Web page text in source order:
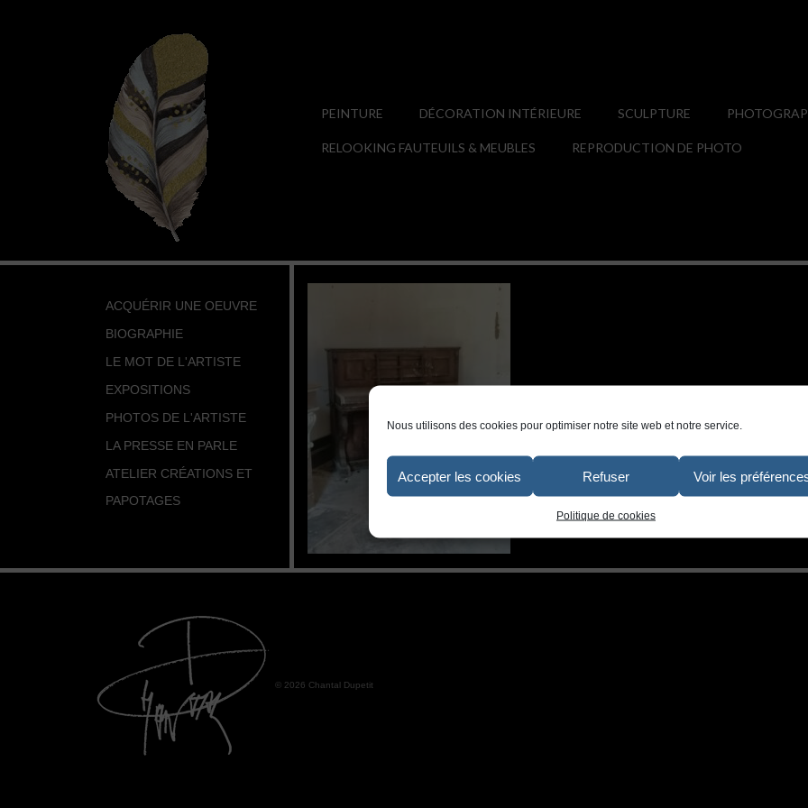
Nous utilisons des cookies pour optimiser notre site web et notre service.
Accepter les cookies Refuser Voir les
Politique de cookies
PEINTURE DÉCORATION INTÉRIEURE SCULPTURE
RELOOKING FAUTEUILS & MEUBLES REPRODUCTION DE PHOTO
ACQUÉRIR UNE OEUVRE
BIOGRAPHIE
LE MOT DE L'ARTISTE
EXPOSITIONS
PHOTOS DE L'ARTISTE
LA PRESSE EN PARLE
ATELIER CRÉATIONS ET
PAPOTAGES
© 2026 Chantal Dupetit